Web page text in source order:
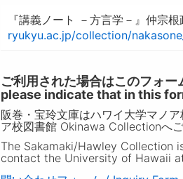
『講義ノート －方言学－』仲宗
ryukyu.ac.jp/collection/
ご利用された場合はこのフォ
please indicate that in this
阪巻・宝玲文庫はハワイ大学マノ
ア校図書館 Okinawa Collectionへご
The Sakamaki/Hawley Collection
contact the University of Hawaii